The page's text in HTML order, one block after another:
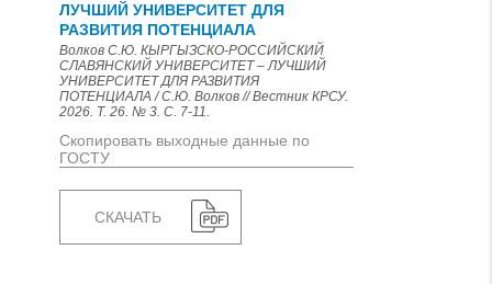
ЛУЧШИЙ УНИВЕРСИТЕТ ДЛЯ
РАЗВИТИЯ ПОТЕНЦИАЛА
Волков С.Ю. КЫРГЫЗСКО-РОССИЙСКИЙ
СЛАВЯНСКИЙ УНИВЕРСИТЕТ – ЛУЧШИЙ
УНИВЕРСИТЕТ ДЛЯ РАЗВИТИЯ
ПОТЕНЦИАЛА / С.Ю. Волков // Вестник КРСУ.
2026. Т. 26. № 3. С. 7-11.
Скопировать выходные данные по
ГОСТУ
СКАЧАТЬ